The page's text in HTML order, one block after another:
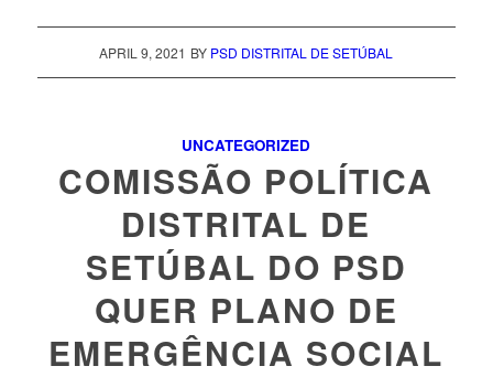
APRIL 9, 2021 BY PSD DISTRITAL DE SETÚBAL
UNCATEGORIZED
COMISSÃO POLÍTICA
DISTRITAL DE
SETÚBAL DO PSD
QUER PLANO DE
EMERGÊNCIA SOCIAL